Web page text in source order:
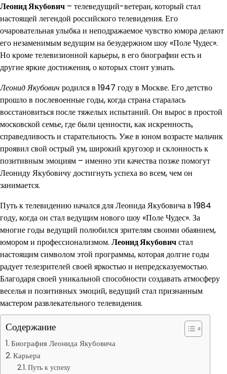
Леонид Якубович – телеведущий-ветеран, который стал
настоящей легендой российского телевидения. Его
очаровательная улыбка и неподражаемое чувство юмора делают
его незаменимым ведущим на безудержном шоу «Поле Чудес».
Но кроме телевизионной карьеры, в его биографии есть и
другие яркие достижения, о которых стоит узнать.
Леонид Якубович родился в 1947 году в Москве. Его детство
прошло в послевоенные годы, когда страна старалась
восстановиться после тяжелых испытаний. Он вырос в простой
московской семье, где были ценности, как искренность,
справедливость и старательность. Уже в юном возрасте мальчик
проявил свой острый ум, широкий кругозор и склонность к
позитивным эмоциям – именно эти качества позже помогут
Леониду Якубовичу достигнуть успеха во всем, чем он
занимается.
Путь к телевидению начался для Леонида Якубовича в 1984
году, когда он стал ведущим нового шоу «Поле Чудес». За
многие годы ведущий полюбился зрителям своими обаянием,
юмором и профессионализмом. Леонид Якубовичстал
настоящим символом этой программы, которая долгие годы
радует телезрителей своей яркостью и непредсказуемостью.
Благодаря своей уникальной способности создавать атмосферу
веселья и позитивных эмоций, ведущий стал признанным
мастером развлекательного телевидения.
Содержание
Биография Леонида Якубовича
Карьера
Путь к успеху